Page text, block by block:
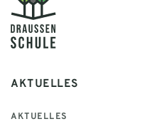
AKTUELLES
AKTUELLES